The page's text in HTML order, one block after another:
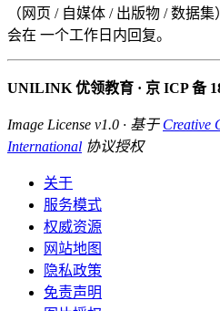
（网页 / 自媒体 / 出版物 / 数据
会在 一个工作日内回复。
UNILINK 优领教育 · 京 ICP 备
Image License v1.0 · 基于 Creative
International 协议授权
关于
服务模式
权威资源
网站地图
隐私政策
免责声明